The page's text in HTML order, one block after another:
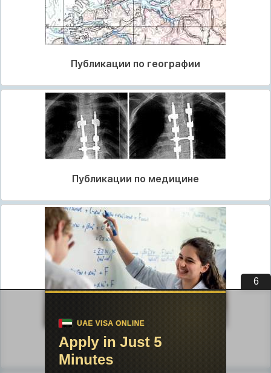
Публикации по географии
Публикации по медицине
Публикации по педагогике
5